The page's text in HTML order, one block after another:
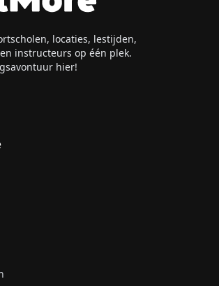
locaties, lestijden,
instructeurs op één plek.
hier!